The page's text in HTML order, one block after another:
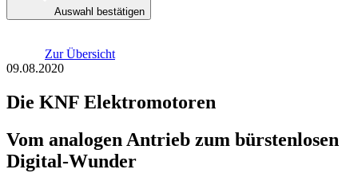
Auswahl bestätigen
Zur Übersicht
09.08.2020
Die KNF Elektromotoren
Vom analogen Antrieb zum bürstenlosen
Digital-Wunder